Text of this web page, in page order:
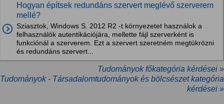
Hogyan építsek redundáns szervert meglévő szerverem
mellé?
Sziasztok, Windows S. 2012 R2 -t környezetet használok a
felhasználók autentikációjára, mellette fájl szerverként is
funkciónál a szerverem. Ezt a szervert szeretném megtükrözni
és redundáns szervert...
Tudományok főkategória kérdései »
Tudományok - Társadalomtudományok és bölcsészet kategória
kérdései »